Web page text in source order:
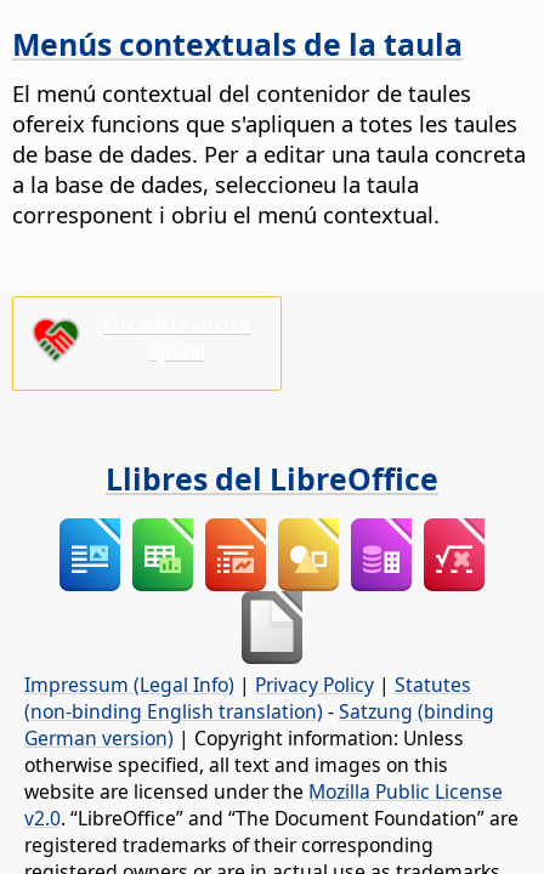
Menús contextuals de la taula
El menú contextual del contenidor de taules
ofereix funcions que s'apliquen a totes les taules
de base de dades. Per a editar una taula concreta
a la base de dades, seleccioneu la taula
corresponent i obriu el menú contextual.
Llibres del LibreOffice
Impressum (Legal Info) | Privacy Policy | Statutes
(non-binding English translation) -Satzung (binding
German version) | Copyright information: Unless
otherwise specified, all text and images on this
website are licensed under the Mozilla Public License
v2.0. “LibreOffice” and “The Document Foundation” are
registered trademarks of their corresponding